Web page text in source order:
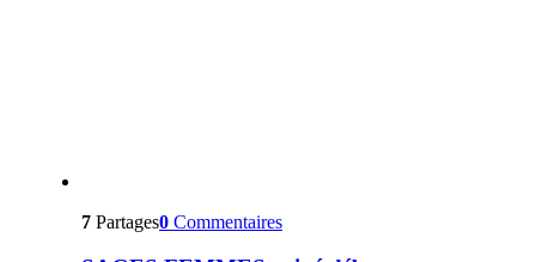
7 Partages0 Commentaires